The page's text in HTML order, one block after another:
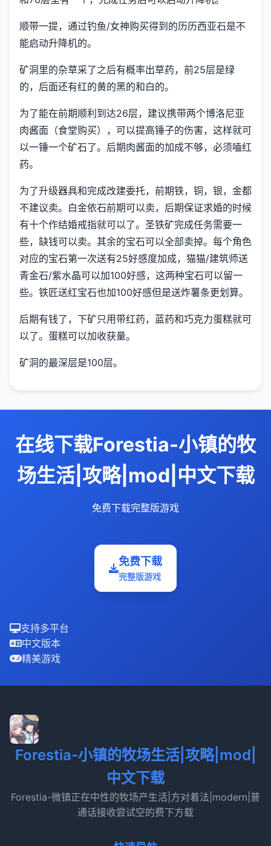
顺带一提，通过钓鱼/女神购买得到的历历西亚石是不
能启动升降机的。
矿洞里的杂草采了之后有概率出草药，前25层是绿
的，后面还有红的黄的黑的和白的。
为了能在前期顺利到达26层，建议携带两个博洛尼亚
肉酱面（食堂购买），可以提高锤子的伤害，这样就可
以一锤一个矿石了。后期肉酱面的加成不够，必须嗑红
药。
为了升级器具和完成改建委托，前期铁，铜，银，金都
不建议卖。白金依石前期可以卖，后期保证求婚的时候
有十个作结婚戒指就可以了。圣铁矿完成任务需要一
些，缺钱可以卖。其余的宝石可以全部卖掉。每个角色
对应的宝石第一次送有25好感度加成，猫猫/建筑师送
青金石/紫水晶可以加100好感，这两种宝石可以留一
些。铁匠送红宝石也加100好感但是送炸薯条更划算。
后期有钱了，下矿只用带红药，蓝药和巧克力蛋糕就可
以了。蛋糕可以加收获量。
矿洞的最深层是100层。
在线下载Forestia-小镇的牧
场生活|攻略|mod|中文下载
免费下载完整版游戏
免费下载
完整版游戏
支持多平台
中文版本
精美游戏
Forestia-小镇的牧场生活|攻略|mod|
中文下载
Forestia-微镇正在中性的牧场产生活|方对着法|modern|普
通话接收尝试空的费下方载